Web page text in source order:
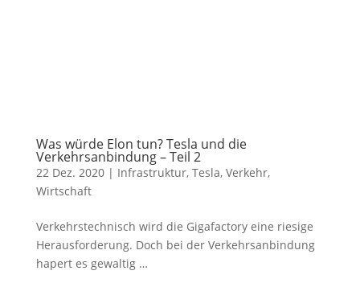
Was würde Elon tun? Tesla und die
Verkehrsanbindung – Teil 2
22 Dez. 2020| Infrastruktur, Tesla, Verkehr,
Wirtschaft
Verkehrstechnisch wird die Gigafactory eine riesige
Herausforderung. Doch bei der Verkehrsanbindung
hapert es gewaltig …